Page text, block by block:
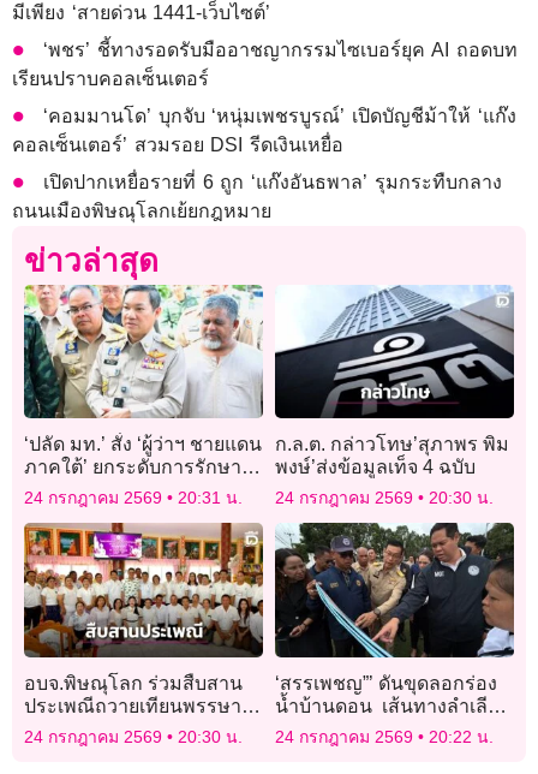
มีเพียง ‘สายด่วน 1441-เว็บไซต์’
‘พชร’ ชี้ทางรอดรับมืออาชญากรรมไซเบอร์ยุค AI ถอดบท
เรียนปราบคอลเซ็นเตอร์
‘คอมมานโด’ บุกจับ ‘หนุ่มเพชรบูรณ์’ เปิดบัญชีม้าให้ ‘แก๊ง
คอลเซ็นเตอร์’ สวมรอย DSI รีดเงินเหยื่อ
เปิดปากเหยื่อรายที่ 6 ถูก ‘แก๊งอันธพาล’ รุมกระทืบกลาง
ถนนเมืองพิษณุโลกเย้ยกฎหมาย
ข่าวล่าสุด
‘ปลัด มท.’ สั่ง ‘ผู้ว่าฯ ชายแดน
ภาคใต้’ ยกระดับการรักษา
ความสงบเรียบร้อย -ทบทวน
แผนเผชิญเหตุ
24 กรกฎาคม 2569 20:31 น.
ก.ล.ต. กล่าวโทษ’สุภาพร พิม
พงษ์’ส่งข้อมูลเท็จ 4 ฉบับ
24 กรกฎาคม 2569 20:30 น.
อบจ.พิษณุโลก ร่วมสืบสาน
ประเพณีถวายเทียนพรรษา
ประจำปี 2569
24 กรกฎาคม 2569 20:30 น.
‘สรรเพชญ”’ ดันขุดลอกร่อง
น้ำบ้านดอน เส้นทางลำเลียง
สินค้าและพลังงาน
24 กรกฎาคม 2569 20:22 น.